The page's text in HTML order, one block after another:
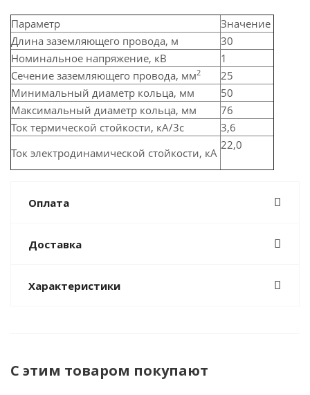
Параметр
Значение
Длина заземляющего провода, м
30
Номинальное напряжение, кВ
1
Сечение заземляющего провода, мм2
25
Минимальный диаметр кольца, мм
50
Максимальный диаметр кольца, мм
76
Ток термической стойкости, кА/3с
3,6
Ток электродинамической стойкости, кА
22,0
Оплата
Доставка
Характеристики
С этим товаром покупают